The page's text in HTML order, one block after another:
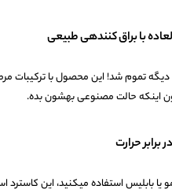
تموم شد! این محصول با ترکیبات
اینکه حالت مصنوعی بهشون بده.
یا بابلیس استفاده میکنید، این